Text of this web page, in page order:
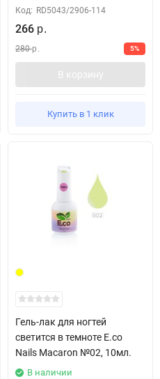
Код: RD5043/2906-114
266 р.
280р. 5%
В корзину
Купить в 1 клик
Гель-лак для ногтей
светится в темноте E.co
Nails Macaron №02, 10мл.
В наличии